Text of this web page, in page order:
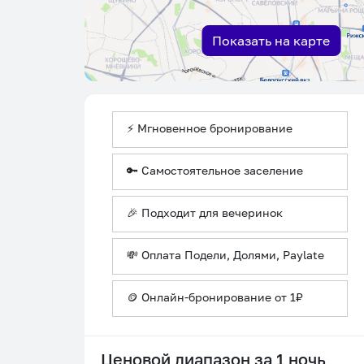
Показать на карте
⚡ Мгновенное бронирование
🔑 Самостоятельное заселение
🎉 Подходит для вечеринок
💸 Оплата Подели, Долями, Paylate
🪙 Онлайн-бронирование от 1₽
Ценовой диапазон за 1 ночь